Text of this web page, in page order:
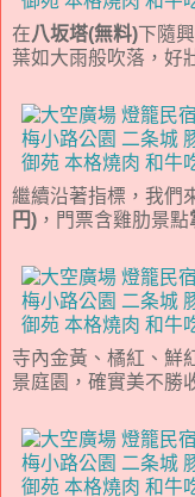
在八坂塔(無料)下隨
葉如大雨般吹落，好
繼續沿著指標，我們
円) ，門票含雞肋景點
寺內金黃、橘紅、鮮
景庭園，確實美不勝